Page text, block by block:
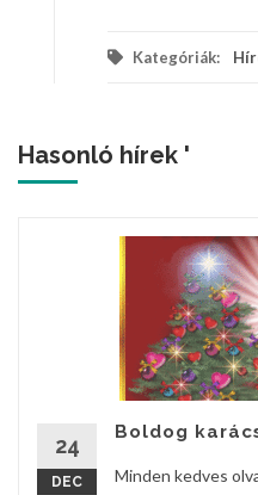
Kategóriák:
Hasonló hírek '
24
DEC
Boldog
Minden kedves